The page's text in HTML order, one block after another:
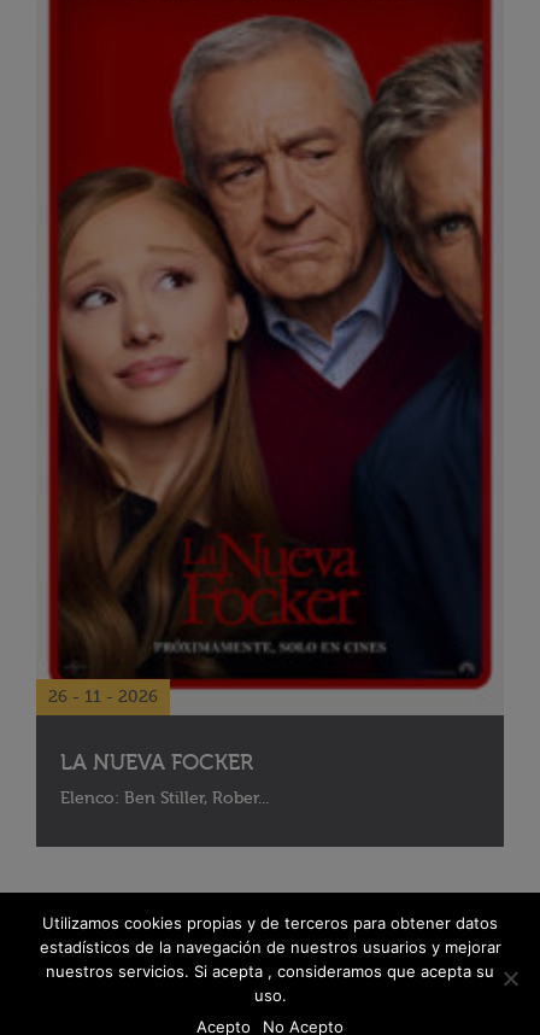
26 - 11 - 2026
LA NUEVA FOCKER
Elenco: Ben Stiller, Rober...
Utilizamos cookies propias y de terceros para obtener datos
estadísticos de la navegación de nuestros usuarios y mejorar
nuestros servicios. Si acepta , consideramos que acepta su
uso.
Acepto
No Acepto